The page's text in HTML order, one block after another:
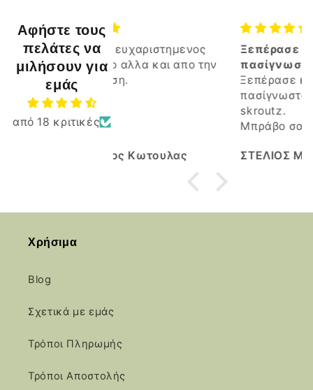
Αφήστε τους
πελάτες να
μιλήσουν για
εμάς
από 18 κριτικές
αλλα και απο την
Ξεπέρασε κατα πολυ αλλα
πασίγνωστα καταστήματα
του skroutz
Ξεπέρασε κατα πολυ αλλα
πασίγνωστα καταστήματα του
ΣΤΕΛΙΟΣ ΜΑΡΚΟΠΟΥΛΙΩΤΗΣ
Χρήσιμα
Blog
Σχετικά με εμάς
Τρόποι Πληρωμής
Τρόποι Αποστολής